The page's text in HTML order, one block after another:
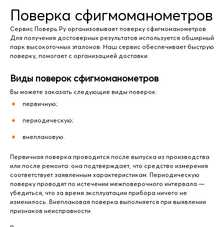
Поверка сфигмоманометров
Сервис Поверь.Ру организовывает поверку сфигмоманометров.
Для получения достоверных результатов используется обширный
парк высокоточных эталонов. Наш сервис обеспечивает быструю
поверку, помогает с организацией доставки.
Виды поверок сфигмоманометров
Вы можете заказать следующие виды поверок:
первичную;
периодическую;
внеплановую.
Первичная поверка проводится после выпуска из производства
или после ремонта: она подтверждает, что средство измерения
соответствует заявленным характеристикам. Периодическую
поверку проводят по истечении межповерочного интервала —
убедиться, что за время эксплуатации прибора ничего не
изменилось. Внеплановая поверка выполняется при выявлении
признаков неисправности.